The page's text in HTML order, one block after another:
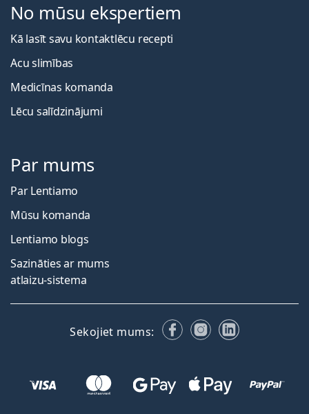
No mūsu ekspertiem
Kā lasīt savu kontaktlēcu recepti
Acu slimības
Medicīnas komanda
Lēcu salīdzinājumi
Par mums
Par Lentiamo
Mūsu komanda
Lentiamo blogs
Sazināties ar mums
atlaizu-sistema
Sekojiet mums: FacebookInstagram
LinkedIn